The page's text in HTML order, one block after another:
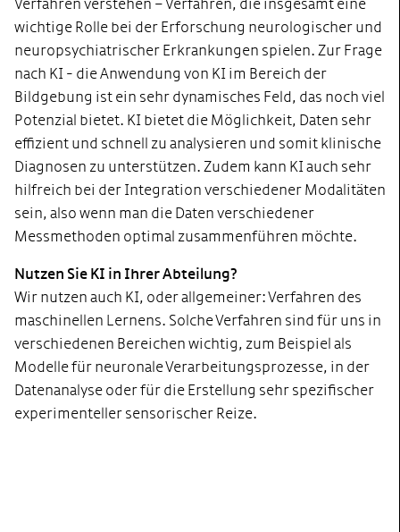
Verfahren verstehen – Verfahren, die insgesamt eine
wichtige Rolle bei der Erforschung neurologischer und
neuropsychiatrischer Erkrankungen spielen. Zur Frage
nach KI - die Anwendung von KI im Bereich der
Bildgebung ist ein sehr dynamisches Feld, das noch viel
Potenzial bietet. KI bietet die Möglichkeit, Daten sehr
effizient und schnell zu analysieren und somit klinische
Diagnosen zu unterstützen. Zudem kann KI auch sehr
hilfreich bei der Integration verschiedener Modalitäten
sein, also wenn man die Daten verschiedener
Messmethoden optimal zusammenführen möchte.
Nutzen Sie KI in Ihrer Abteilung?
Wir nutzen auch KI, oder allgemeiner: Verfahren des
maschinellen Lernens. Solche Verfahren sind für uns in
verschiedenen Bereichen wichtig, zum Beispiel als
Modelle für neuronale Verarbeitungsprozesse, in der
Datenanalyse oder für die Erstellung sehr spezifischer
experimenteller sensorischer Reize.